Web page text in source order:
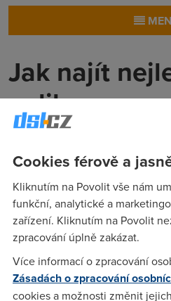
Jak najít
aplikace pro
i pro vás
Anonym(17.2.2011 00:00:00)
Aplikace chytrých telefonů
jich desítky tisíc pro každý
nich stávají stále více závislými.
množství vyznat?
Cookies férově a
Kliknutím na Povolit vše nám
funkční, analytické a
zařízení. Kliknutím na Povolit
zpracování úplně zakázat.
Více informací o zpracování
Zásadách o zpracování
cookies a možnosti změnit